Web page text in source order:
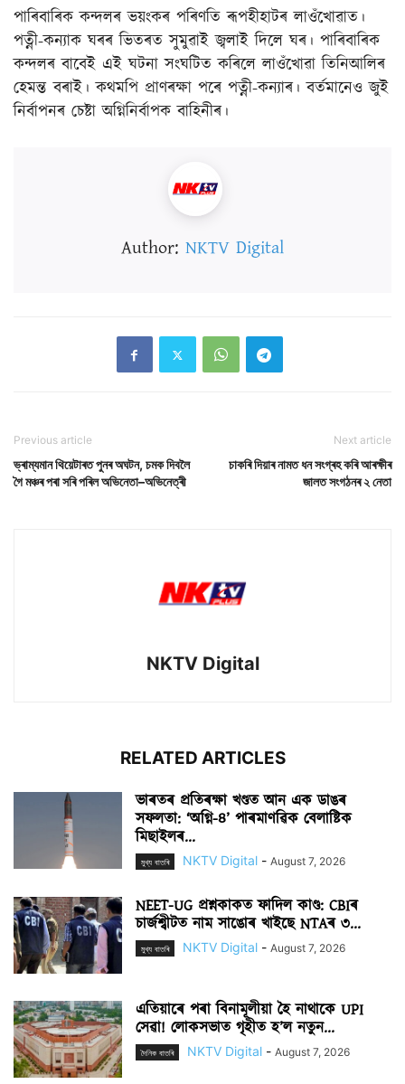
পাৰিবাৰিক কন্দলৰ ভয়ংকৰ পৰিণতি ৰূপহীহাটৰ লাওঁখোৱাত।
পত্নী-কন্যাক ঘৰৰ ভিতৰত সুমুৱাই জ্বলাই দিলে ঘৰ। পাৰিবাৰিক
কন্দলৰ বাবেই এই ঘটনা সংঘটিত কৰিলে লাওঁখোৱা তিনিআলিৰ
হেমন্ত বৰাই। কথমপি প্ৰাণৰক্ষা পৰে পত্নী-কন্যাৰ। বৰ্তমানেও জুই
নিৰ্বাপনৰ চেষ্টা অগ্নিনিৰ্বাপক বাহিনীৰ।
Author: NKTV Digital
Previous article
ভ্ৰাম্যমান থিয়েটাৰত পুনৰ অঘটন, চমক দিবলৈ
গৈ মঞ্চৰ পৰা সৰি পৰিল অভিনেতা–অভিনেত্ৰী
Next article
চাকৰি দিয়াৰ নামত ধন সংগ্ৰহ কৰি আৰক্ষীৰ
জালত সংগঠনৰ ২ নেতা
NKTV Digital
RELATED ARTICLES
ভাৰতৰ প্ৰতিৰক্ষা খণ্ডত আন এক ডাঙৰ
সফলতা: ‘অগ্নি-৪’ পাৰমাণৱিক বেলাষ্টিক
মিছাইলৰ...
মুখ্য বাতৰি NKTV Digital - August 7, 2026
NEET-UG প্ৰশ্নকাকত ফাদিল কাণ্ড: CBIৰ
চাৰ্জশ্বীটত নাম সাঙোৰ খাইছে NTAৰ ৩...
মুখ্য বাতৰি NKTV Digital - August 7, 2026
এতিয়াৰে পৰা বিনামূলীয়া হৈ নাথাকে UPI
সেৱা! লোকসভাত গৃহীত হ’ল নতুন...
দৈনিক বাতৰি NKTV Digital - August 7, 2026